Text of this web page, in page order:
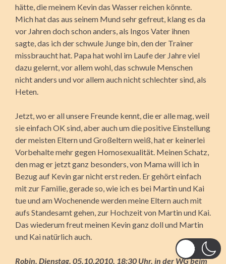
hätte, die meinem Kevin das Wasser reichen könnte.
Mich hat das aus seinem Mund sehr gefreut, klang es da
vor Jahren doch schon anders, als Ingos Vater ihnen
sagte, das ich der schwule Junge bin, den der Trainer
missbraucht hat. Papa hat wohl im Laufe der Jahre viel
dazu gelernt, vor allem wohl, das schwule Menschen
nicht anders und vor allem auch nicht schlechter sind, als
Heten.
Jetzt, wo er all unsere Freunde kennt, die er alle mag, weil
sie einfach OK sind, aber auch um die positive Einstellung
der meisten Eltern und Großeltern weiß, hat er keinerlei
Vorbehalte mehr gegen Homosexualität. Meinen Schatz,
den mag er jetzt ganz besonders, von Mama will ich in
Bezug auf Kevin gar nicht erst reden. Er gehört einfach
mit zur Familie, gerade so, wie ich es bei Martin und Kai
tue und am Wochenende werden meine Eltern auch mit
aufs Standesamt gehen, zur Hochzeit von Martin und Kai.
Das wiederum freut meinen Kevin ganz doll und Martin
und Kai natürlich auch.
Robin, Dienstag, 05.10.2010, 18:30 Uhr, in der WG beim